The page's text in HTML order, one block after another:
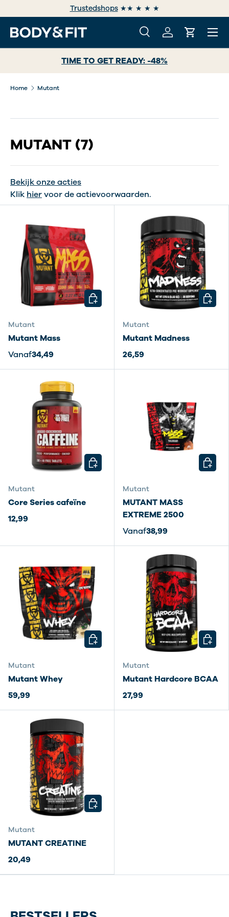
GA NAAR INHOUD
Trustedshops★★ ★ ★ ★
Zoeken
ZoekenInloggen
Menu
TIME TO GET READY: -48%
Home Mutant
MUTANT (7)
Bekijk onze acties
Klik hiervoor de actievoorwaarden.
Mutant
Mutant Mass
Vanaf34,49
KIES MOGELIJKHEDEN
Mutant
Mutant Madness
26,59
KIES
Mutant
Core Series cafeïne
12,99
KIES MOGELIJKHEDEN
Mutant
MUTANT MASS
EXTREME 2500
Vanaf38,99
KIES
Mutant
Mutant Whey
59,99
KIES MOGELIJKHEDEN
Mutant
Mutant Hardcore BCAA
27,99
KIES
Mutant
MUTANT CREATINE
20,49
KIES MOGELIJKHEDEN